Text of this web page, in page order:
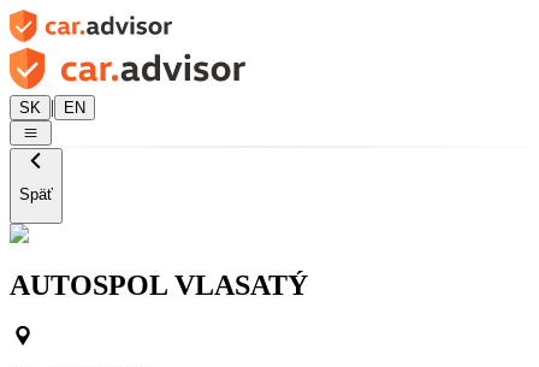
SK | EN
Späť
AUTOSPOL VLASATÝ